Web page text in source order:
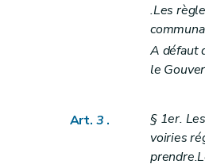
.Les
A défaut
le
Art. 3 .
§ 1er.
voiries